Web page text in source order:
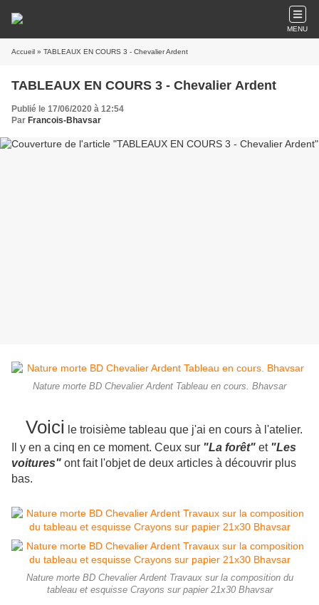
MENU
Accueil » TABLEAUX EN COURS 3 - Chevalier Ardent
TABLEAUX EN COURS 3 - Chevalier Ardent
Publié le 17/06/2020 à 12:54
Par Francois-Bhavsar
Nature morte BD Chevalier Ardent Tableau en cours. Bhavsar
Voici le troisième tableau que j'ai en cours à l'atelier.
Il y en a cinq en ce moment. Ceux sur "La forêt" et"Les
voitures" ont fait l'objet de deux articles à découvrir plus
bas.
Nature morte BD Chevalier Ardent Travaux sur la composition du
tableau et esquisse Crayons sur papier 21x30 Bhavsar